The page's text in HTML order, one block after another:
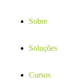
Sobre
Soluções
Cursos